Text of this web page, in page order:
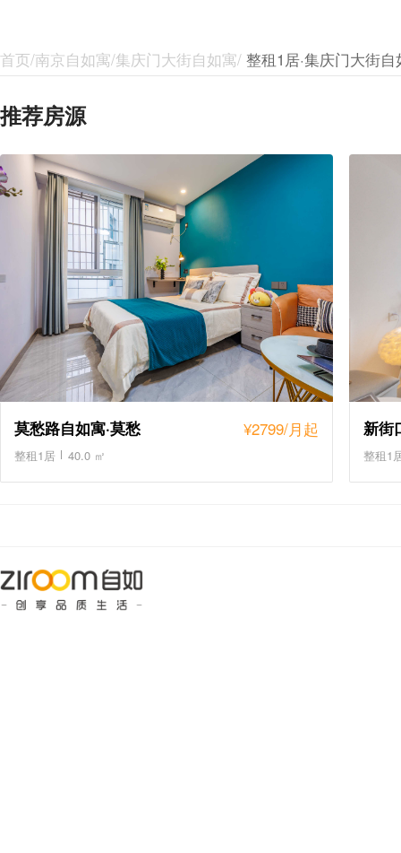
首页/南京自如寓/集庆门大街自如寓/ 整租1居·集庆门大街自
推荐房源
莫愁路自如寓·莫愁 ¥2799/月起
整租1居 40.0 ㎡
新街
整租1